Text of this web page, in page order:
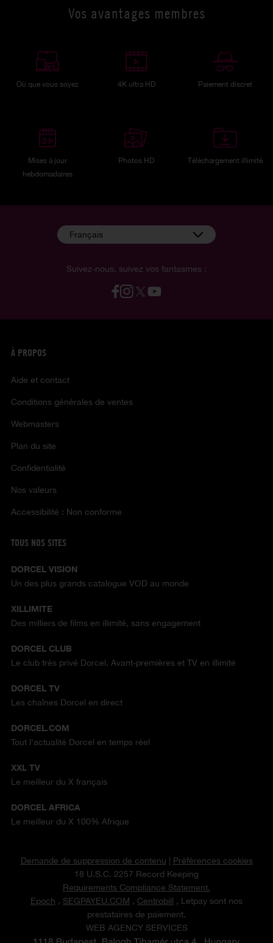
Vos avantages membres
Où que vous soyez 4K ultra HD Paiement discret
Mises à jour
hebdomadaires
Photos HD Téléchargement illimité
Suivez-nous, suivez vos fantasmes :
Français
À PROPOS
Aide et contact
Conditions générales de ventes
Webmasters
Plan du site
Confidentialité
Nos valeurs
Accessibilité : Non conforme
TOUS NOS SITES
DORCEL VISION
Un des plus grands catalogue VOD au monde
XILLIMITE
Des milliers de films en illimité, sans engagement
DORCEL CLUB
Le club très privé Dorcel. Avant-premières et TV en illimité
DORCEL TV
Les chaînes Dorcel en direct
DORCEL.COM
Tout l'actualité Dorcel en temps réel
XXL TV
Le meilleur du X français
DORCEL AFRICA
Le meilleur du X 100% Afrique
Demande de suppression de contenu
Préférences cookies
18 U.S.C. 2257 Record Keeping
Requirements Compliance Statement.
Epoch , SEGPAYEU.COM , Centrobill , Letpay sont nos
prestataires de paiement.
WEB AGENCY SERVICES